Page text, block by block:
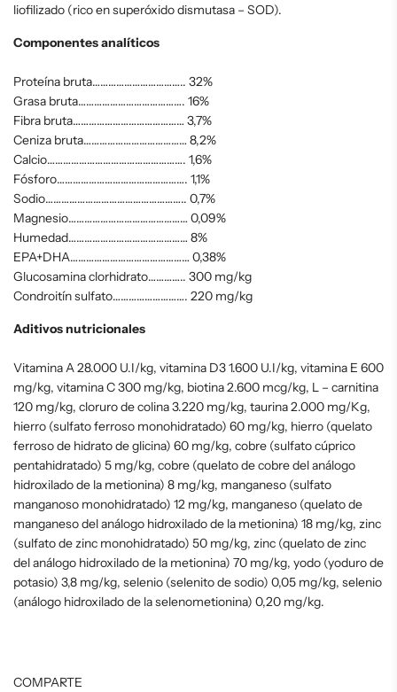
liofilizado (rico en superóxido dismutasa – SOD).
Componentes analíticos
Proteína bruta…………………………….. 32%
Grasa bruta…………………………………. 16%
Fibra bruta…………………………………… 3,7%
Ceniza bruta………………………………… 8,2%
Calcio……………………………………………. 1,6%
Fósforo…………………………………………. 1,1%
Sodio…………………………………………….. 0,7%
Magnesio……………………………………… 0,09%
Humedad……………………………………… 8%
EPA+DHA……………………………………… 0,38%
Glucosamina clorhidrato………….. 300 mg/kg
Condroitín sulfato………………………. 220 mg/kg
Aditivos nutricionales
Vitamina A 28.000 U.I/kg, vitamina D3 1.600 U.I/kg, vitamina E 600
mg/kg, vitamina C 300 mg/kg, biotina 2.600 mcg/kg, L – carnitina
120 mg/kg, cloruro de colina 3.220 mg/kg, taurina 2.000 mg/Kg,
hierro (sulfato ferroso monohidratado) 60 mg/kg, hierro (quelato
ferroso de hidrato de glicina) 60 mg/kg, cobre (sulfato cúprico
pentahidratado) 5 mg/kg, cobre (quelato de cobre del análogo
hidroxilado de la metionina) 8 mg/kg, manganeso (sulfato
manganoso monohidratado) 12 mg/kg, manganeso (quelato de
manganeso del análogo hidroxilado de la metionina) 18 mg/kg, zinc
(sulfato de zinc monohidratado) 50 mg/kg, zinc (quelato de zinc
del análogo hidroxilado de la metionina) 70 mg/kg, yodo (yoduro de
potasio) 3,8 mg/kg, selenio (selenito de sodio) 0,05 mg/kg, selenio
(análogo hidroxilado de la selenometionina) 0,20 mg/kg.
COMPARTE